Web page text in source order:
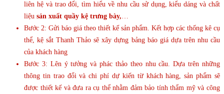
liên hệ và trao đổi, tìm hiểu về nhu cầu sử dụng, kiểu dáng và chất
liệu sản xuất quầy kệ trưng bày,…
Bước 2: Gửi báo giá theo thiết kế sản phẩm. Kết hợp các thống kê cụ
thể, kệ sắt Thanh Thảo sẽ xây dựng bảng báo giá dựa trên nhu cầu
của khách hàng
Bước 3: Lên ý tưởng và phác thảo theo nhu cầu. Dựa trên những
thông tin trao đổi và chi phí dự kiến từ khách hàng, sản phẩm sẽ
được thiết kế và đưa ra cụ thể nhằm đảm bảo tính thẩm mỹ và công